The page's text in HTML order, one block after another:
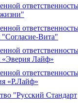
"Согласие-Вита"
«Эверия Лайф»
«Р.Лайф»
"Русский Стандарт